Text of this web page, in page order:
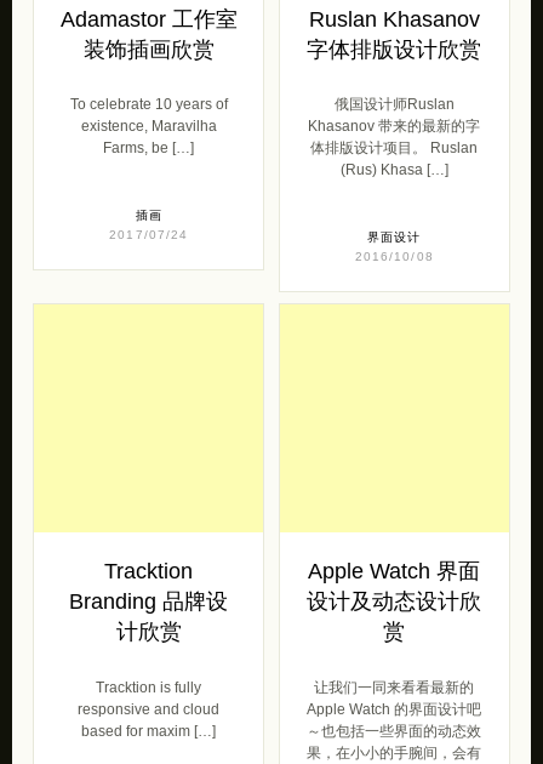
Adamastor 工作室
装饰插画欣赏
To celebrate 10 years of
existence, Maravilha
Farms, be […]
插画
2017/07/24
Ruslan Khasanov
字体排版设计欣赏
俄国设计师Ruslan
Khasanov 带来的最新的字
体排版设计项目。 Ruslan
(Rus) Khasa […]
界面设计
2016/10/08
Tracktion
Branding 品牌设
计欣赏
Tracktion is fully
responsive and cloud
based for maxim […]
Apple Watch 界面
设计及动态设计欣
赏
让我们一同来看看最新的
Apple Watch 的界面设计吧
～也包括一些界面的动态效
果，在小小的手腕间，会有